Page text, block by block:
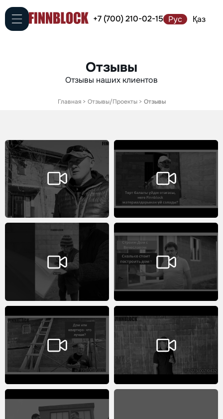
+7 (700) 210-02-15 Рус Қаз
Отзывы
Отзывы наших клиентов
Главная> Отзывы/Проекты> Отзывы